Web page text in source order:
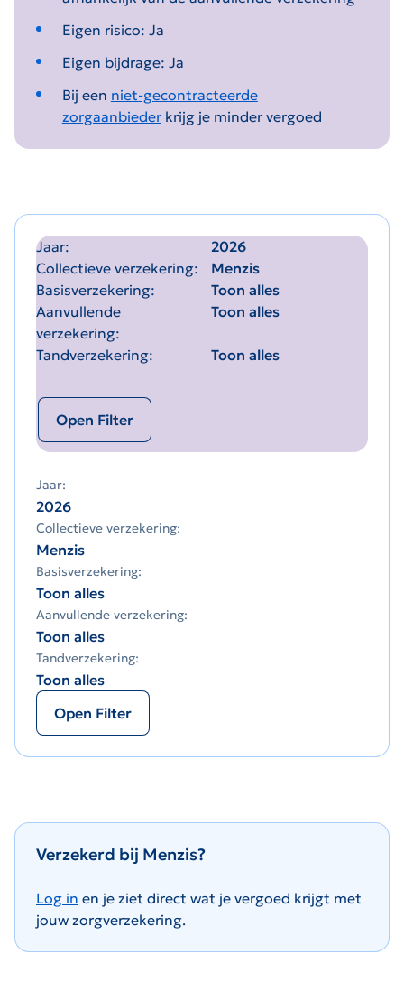
Eigen risico: Ja
Eigen bijdrage: Ja
Bij een niet-gecontracteerde
zorgaanbiederkrijg je minder vergoed
Jaar
2026
Collectieve verzekering
Menzis
Basisverzekering
Toon alles
Aanvullende
verzekering
Toon alles
Tandverzekering Toon alles
Open Filter
Jaar:
2026
Collectieve verzekering:
Menzis
Basisverzekering:
Toon alles
Aanvullende verzekering:
Toon alles
Tandverzekering:
Toon alles
Open Filter
Verzekerd bij Menzis?
Log in en je ziet direct wat je vergoed krijgt met
jouw zorgverzekering.